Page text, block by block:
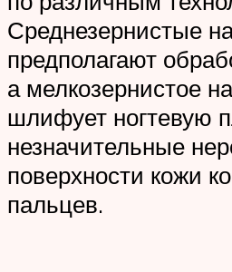
Среднезернистые
предполагают
а мелкозернистое
шлифует ногтевую
незначительные
поверхности кожи
пальцев.